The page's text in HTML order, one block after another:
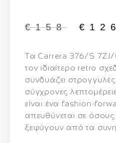
€158 € 126
Τα Carrera 376/S 7ZJ/
τον ιδιαίτερο retro
συνδυάζει
σύγχρονες
είναι ένα fashion-
απευθύνεται σε
ξεφύγουν από τα